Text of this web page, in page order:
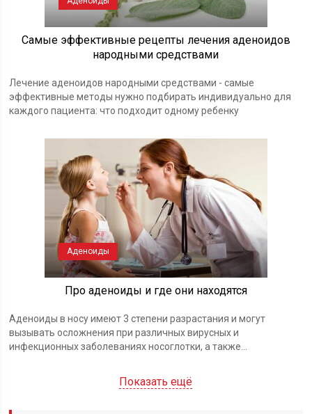
Самые эффективные рецепты лечения аденоидов
народными средствами
Лечение аденоидов народными средствами - самые
эффективные методы нужно подбирать индивидуально для
каждого пациента: что подходит одному ребенку
Аденоиды
Про аденоиды и где они находятся
Аденоиды в носу имеют 3 степени разрастания и могут
вызывать осложнения при различных вирусных и
инфекционных заболеваниях носоглотки, а также...
Показать ещё